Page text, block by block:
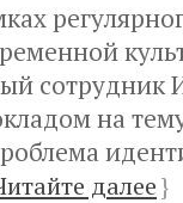
сотрудник
на
далее}